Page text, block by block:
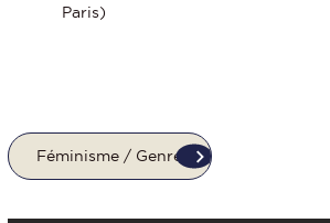
Paris)
Féminisme / Genre